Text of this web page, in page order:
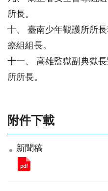
所長。
十、 臺南少年觀護所所
療組組長。
十一、 高雄監獄副典獄
所所長。
附件下載
新聞稿